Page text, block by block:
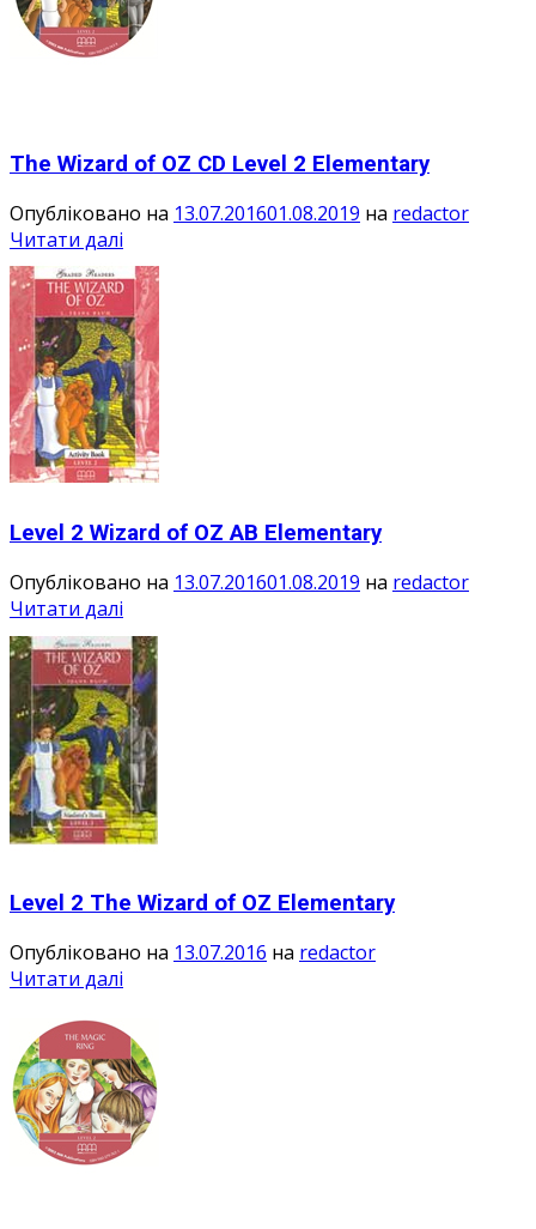
The Wizard of OZ CD Level 2 Elementary
Опубліковано на 13.07.201601.08.2019 на redactor
Читати далі
Level 2 Wizard of OZ AB Elementary
Опубліковано на 13.07.201601.08.2019 на redactor
Читати далі
Level 2 The Wizard of OZ Elementary
Опубліковано на 13.07.2016 на redactor
Читати далі